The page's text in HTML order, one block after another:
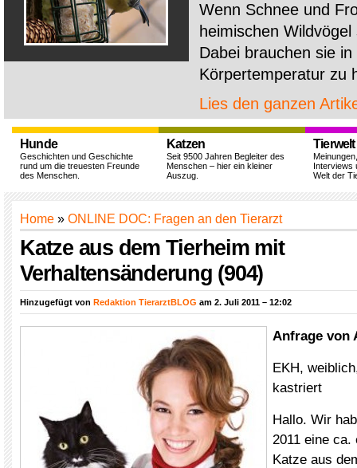
Wenn Schnee und
heimischen
Dabei brauchen sie
Körpertemperatur zu
Lies den ganzen
Hunde
Geschichten und Geschichte
rund um die treuesten Freunde
des Menschen.
Katzen
Seit 9500 Jahren Begleiter des
Menschen – hier ein kleiner
Auszug.
Tierwelt
Interviews
Welt der
Home » ONLINE DOC: Fragen an den Tierarzt
Katze aus dem Tierheim mit
Verhaltensänderung (904)
Hinzugefügt von Redaktion TierarztBLOG am 2. Juli 2011 – 12:02
Anfrage von
EKH,
kastriert
Hallo. Wir
2011 eine ca.
Katze aus